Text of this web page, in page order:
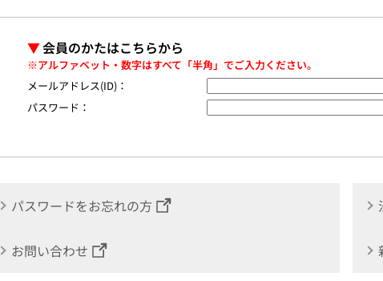
▼会員のかたはこちらから
※アルファベット・数字はすべて「半角」でご入力ください。
メールアドレス(ID)：
パスワード：
パスワードをお忘れの方
お問い合わせ